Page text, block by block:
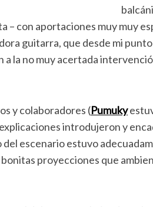
– con aportaciones muy muy
guitarra, que desde mi
a la no muy acertada
y colaboradores (Pumuky
introdujeron y
del escenario estuvo
proyecciones que